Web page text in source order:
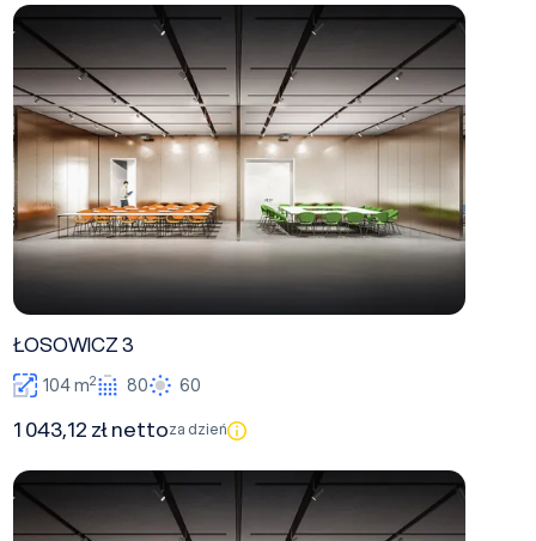
ŁOSOWICZ 3
ŁOSOWICZ 3
104 m2 80 60
1 043,12 zł nettoza dzień
HOLSZAŃSKI 3